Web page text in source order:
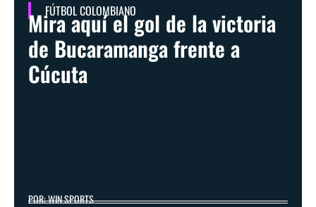
FÚTBOL COLOMBIANO
Mira aquí el gol de la victoria
de Bucaramanga frente a
Cúcuta
POR: WIN SPORTS